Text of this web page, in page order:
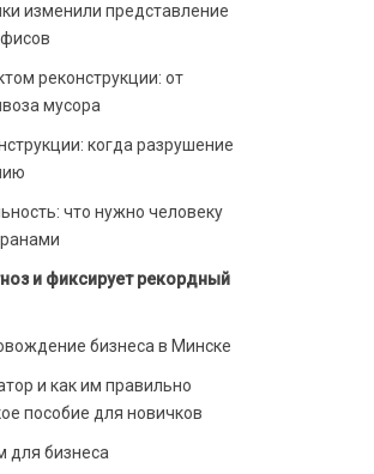
изменили представление
реконструкции: от
мусора
когда разрушение
что нужно человеку
и фиксирует рекордный
бизнеса в Минске
и как им правильно
пособие для новичков
для бизнеса